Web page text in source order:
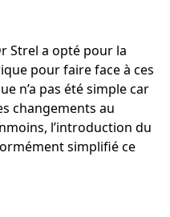
Strel a opté pour la
pour faire face à ces
n’a pas été simple car
changements au
l’introduction du
simplifié ce